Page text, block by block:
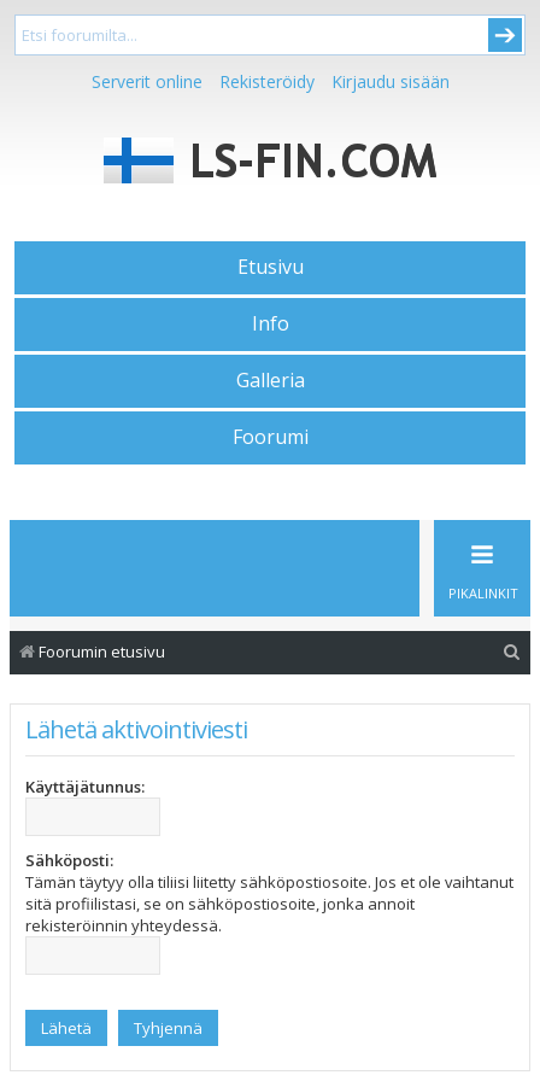
Serverit online Rekisteröidy Kirjaudu sisään
Etusivu
Info
Galleria
Foorumi
PIKALINKIT
Foorumin etusivu
Lähetä aktivointiviesti
Käyttäjätunnus:
Sähköposti:
Tämän täytyy olla tiliisi liitetty sähköpostiosoite. Jos et ole vaihtanut
sitä profiilistasi, se on sähköpostiosoite, jonka annoit
rekisteröinnin yhteydessä.